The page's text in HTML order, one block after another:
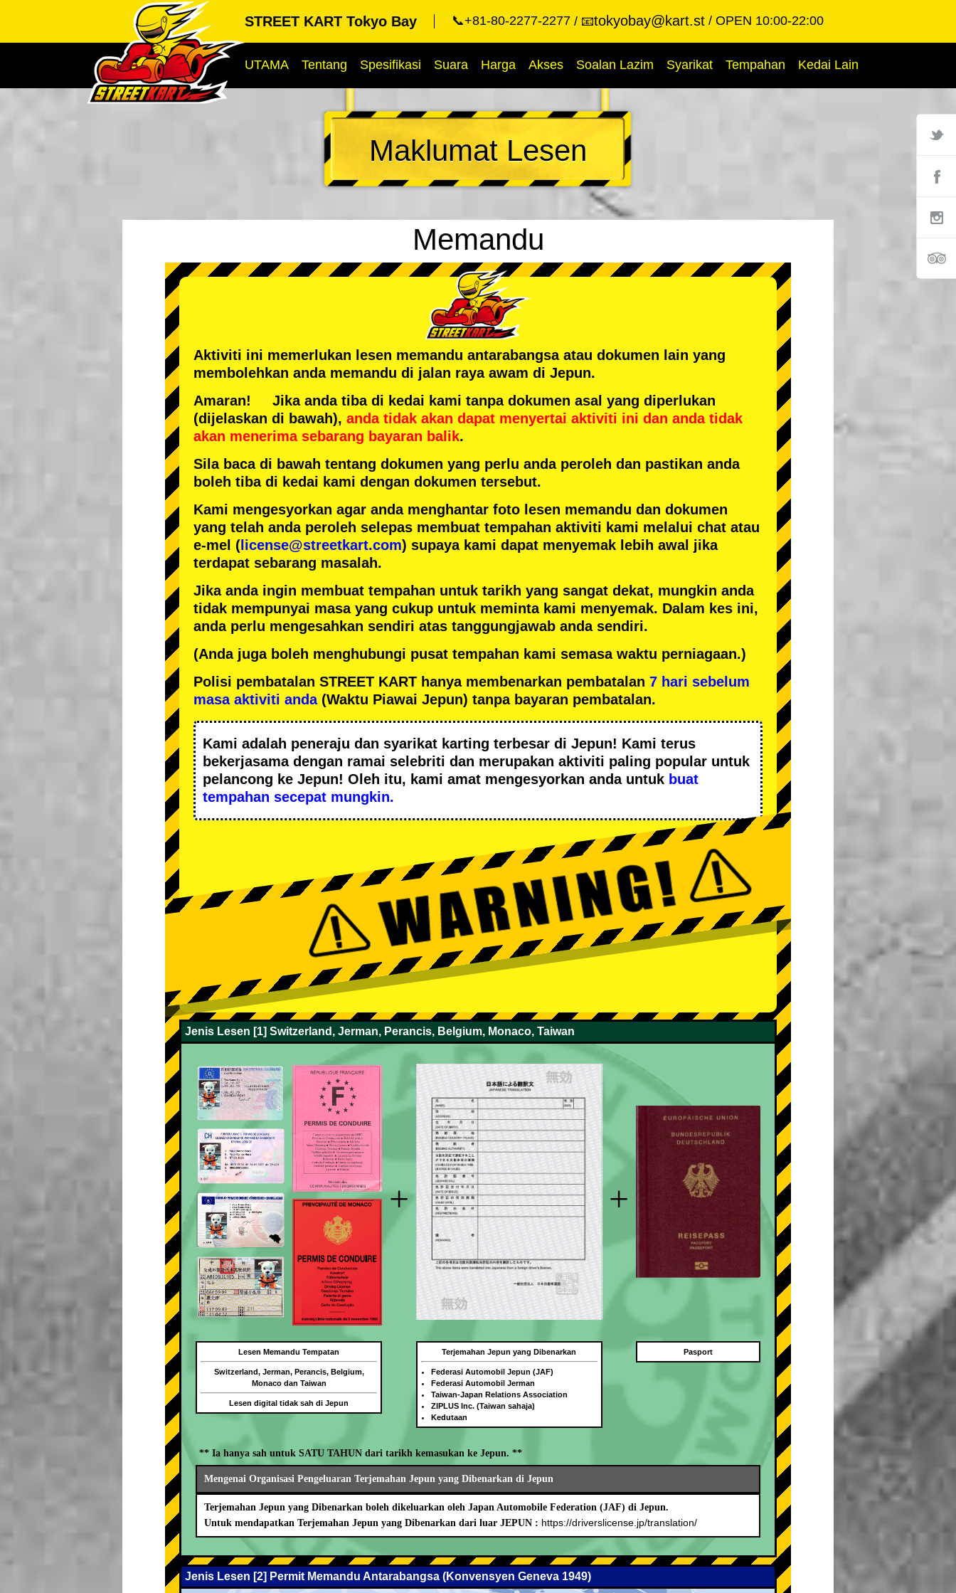
STREET KART Tokyo Bay 📞+81-80-2277-2277 📧tokyobay@kart.st OPEN 10:00-22:00
UTAMA Tentang Spesifikasi Suara Harga Akses Soalan Lazim Syarikat Tempahan Kedai Lain
Maklumat Lesen
Memandu
Aktiviti ini memerlukan lesen memandu antarabangsa atau dokumen lain yang
membolehkan anda memandu di jalan raya awam di Jepun.
Amaran! Jika anda tiba di kedai kami tanpa dokumen asal yang diperlukan
(dijelaskan di bawah), anda tidak akan dapat menyertai aktiviti ini dan anda tidak
akan menerima sebarang bayaran balik.
Sila baca di bawah tentang dokumen yang perlu anda peroleh dan pastikan anda
boleh tiba di kedai kami dengan dokumen tersebut.
Kami mengesyorkan agar anda menghantar foto lesen memandu dan dokumen
yang telah anda peroleh selepas membuat tempahan aktiviti kami melalui chat atau
e-mel ( license@streetkart.com) supaya kami dapat menyemak lebih awal jika
terdapat sebarang masalah.
Jika anda ingin membuat tempahan untuk tarikh yang sangat dekat, mungkin anda
tidak mempunyai masa yang cukup untuk meminta kami menyemak. Dalam kes ini,
anda perlu mengesahkan sendiri atas tanggungjawab anda sendiri.
(Anda juga boleh menghubungi pusat tempahan kami semasa waktu perniagaan.)
Polisi pembatalan STREET KART hanya membenarkan pembatalan 7 hari sebelum
masa aktiviti anda(Waktu Piawai Jepun) tanpa bayaran pembatalan.
Kami adalah peneraju dan syarikat karting terbesar di Jepun! Kami terus
bekerjasama dengan ramai selebriti dan merupakan aktiviti paling popular untuk
pelancong ke Jepun! Oleh itu, kami amat mengesyorkan anda untuk buat
tempahan secepat mungkin.
Jenis Lesen [1] Switzerland, Jerman, Perancis, Belgium, Monaco, Taiwan
+ +
Lesen Memandu Tempatan
Switzerland, Jerman, Perancis, Belgium,
Monaco dan Taiwan
Lesen digital tidak sah di Jepun
Terjemahan Jepun yang Dibenarkan
Federasi Automobil Jepun (JAF)
Federasi Automobil Jerman
Taiwan-Japan Relations Association
ZIPLUS Inc. (Taiwan sahaja)
Kedutaan
Pasport
** Ia hanya sah untuk SATU TAHUN dari tarikh kemasukan ke Jepun. **
Mengenai Organisasi Pengeluaran Terjemahan Jepun yang Dibenarkan di Jepun
Terjemahan Jepun yang Dibenarkan boleh dikeluarkan oleh Japan Automobile Federation (JAF) di Jepun.
Untuk mendapatkan Terjemahan Jepun yang Dibenarkan dari luar JEPUN : https://driverslicense.jp/translation/
Jenis Lesen [2] Permit Memandu Antarabangsa (Konvensyen Geneva 1949)